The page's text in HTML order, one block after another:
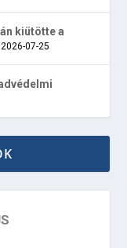
kiütötte a
2026-07-25